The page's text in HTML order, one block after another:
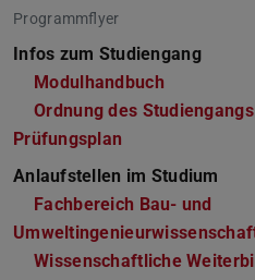
Programmflyer
Infos zum Studiengang
Modulhandbuch
Ordnung des
Prüfungsplan
Anlaufstellen im Studium
Fachbereich Bau- und
Wissenschaftliche